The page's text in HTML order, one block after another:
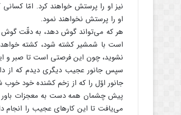
نیز او را پرستش خواهند کرد. امّا
او را پرستش نخواهند نمود.
هر که می‌تواند گوش دهد، به دقّت گوش
است با شمشیر کشته شود، کشته
نشوید، چون این فرصتی است تا صبر و
سپس جانور عجیب دیگری دیدم که از
جانور اوّل را که از زخم کشنده خود خوب
پیش چشمان همه دست به معجزات باور
می‌یافت تا این کارهای عجیب را انجام